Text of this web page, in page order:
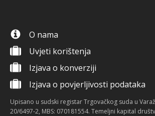
O nama
Uvjeti korištenja
Izjava o konverziji
Izjava o povjerljivosti podataka
Upisano u sudski registar Trgovačkog suda u
20/6497-2, MBS: 070181554. Temeljni kapital